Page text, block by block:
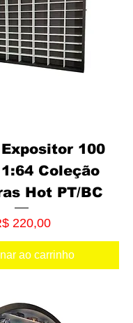
100
Coleção
Hot PT/BC
220,00
ao carrinho